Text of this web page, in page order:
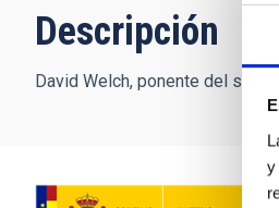
y
Descripción
David Welch, ponente del